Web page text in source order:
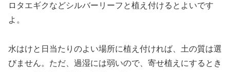
ロタエギクなどシルバーリーフと植え付けるとよいです
よ。
水はけと日当たりのよい場所に植え付ければ、土の質は選
びません。ただ、過湿には弱いので、寄せ植えにするとき